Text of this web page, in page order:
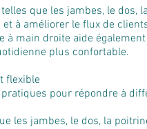
que les jambes, le
à améliorer le flux de
à main droite aide
plus confortable.
flexible
pour répondre à
les jambes, le dos, la